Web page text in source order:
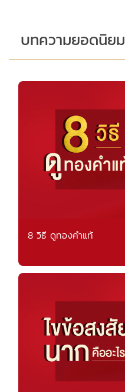
บทความยอดนิยม
8 วิธี ดูทองคำแท้